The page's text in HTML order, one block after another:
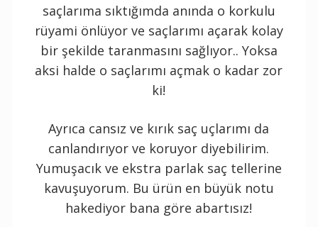
saçlarıma sıktığımda anında o korkulu
rüyami önlüyor ve saçlarımı açarak kolay
bir şekilde taranmasını sağlıyor.. Yoksa
aksi halde o saçlarımı açmak o kadar zor
ki!
Ayrıca cansız ve kırık saç uçlarımı da
canlandırıyor ve koruyor diyebilirim.
Yumuşacık ve ekstra parlak saç tellerine
kavuşuyorum. Bu ürün en büyük notu
hakediyor bana göre abartısız!